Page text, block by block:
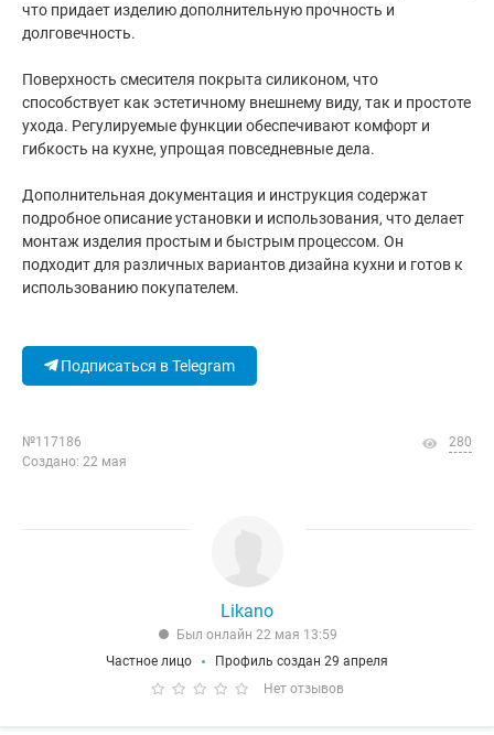
что придает изделию дополнительную прочность и
долговечность.
Поверхность смесителя покрыта силиконом, что
способствует как эстетичному внешнему виду, так и простоте
ухода. Регулируемые функции обеспечивают комфорт и
гибкость на кухне, упрощая повседневные дела.
Дополнительная документация и инструкция содержат
подробное описание установки и использования, что делает
монтаж изделия простым и быстрым процессом. Он
подходит для различных вариантов дизайна кухни и готов к
использованию покупателем.
Подписаться в Telegram
№117186
Создано: 22 мая
280
Likano
Был онлайн 22 мая 13:59
Частное лицо
Профиль создан 29 апреля
Нет отзывов